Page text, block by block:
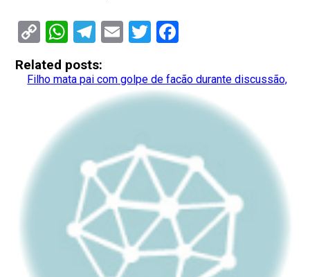
Copy
Link
WhatsApp
Telegram
EmailTwitter
Related posts:
Filho mata pai com golpe de facão durante discussão,